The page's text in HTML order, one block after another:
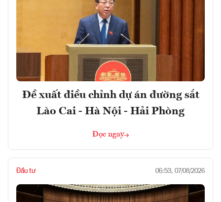
Đề xuất điều chỉnh dự án đường sắt
Lào Cai - Hà Nội - Hải Phòng
Đọc ngay
Đầu tư 06:53, 07/08/2026